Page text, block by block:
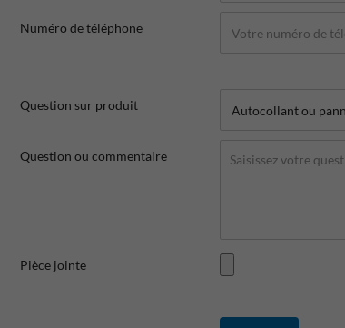
Numéro de téléphone
Question sur produit
Question ou commentaire
Pièce jointe